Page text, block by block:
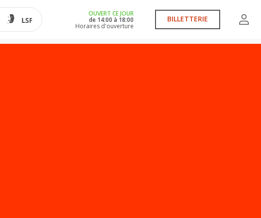
OUVERT CE JOUR
de 14:00 à 18:00
Horaires d'ouverture
BILLETTERIE